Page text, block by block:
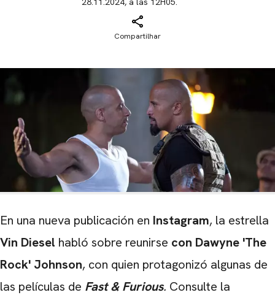
Compartilhar
En una nueva publicación en Instagram, la estrella
Vin Diesel habló sobre reunirse con Dawyne 'The
Rock' Johnson, con quien protagonizó algunas de
las películas de Fast & Furious. Consulte la